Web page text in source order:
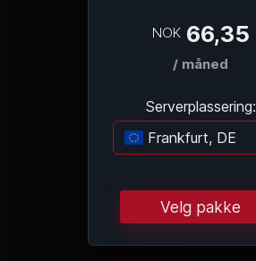
NOK 66,35
/ måned
Serverplassering:
Frankfurt, DE
Velg pakke